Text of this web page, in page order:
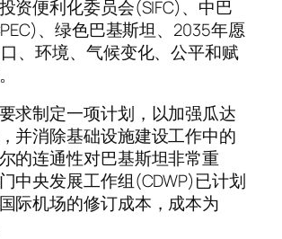
资便利化委员会(SIFC)、中巴
、绿色巴基斯坦、2035年愿
、环境、气候变化、公平和赋
求制定一项计划，以加强瓜达
并消除基础设施建设工作中的
的连通性对巴基斯坦非常重
中央发展工作组(CDWP)已计划
际机场的修订成本，成本为